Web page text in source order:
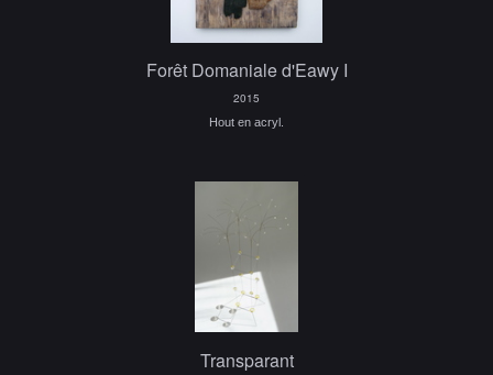
Forêt Domaniale d'Eawy I
2015
Hout en acryl.
Transparant